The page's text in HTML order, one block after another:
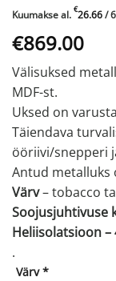
Kuumakse al. €26.66/
Algne
hind
oli:
€1449.00.
€869.00
on:
Välisuksed
MDF-st.
Uksed on
Täiendava
ööriivi/snepperi
Antud metalluks
Värv– tobacco
Soojusjuhtivuse
Heliisolatsioon –
.
Värv *